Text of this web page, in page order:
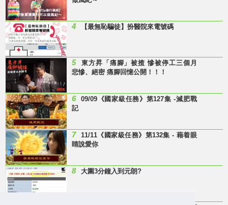
4 【最無恥騙徒】扮醫院來電號碼
5
東方昇「痛腳」被揸 慘被停工三個月
悲慘、絕密 痛腳回憶公開！！！
6
09/09《國家級任務》第127集 -減肥戰
記
7
11/11《國家級任務》第132集 - 藉着眼
睛說愛你
8 大圍3分鐘入到元朗?